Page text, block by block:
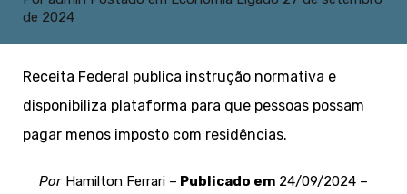
de 2024
Receita Federal publica instrução normativa e
disponibiliza plataforma para que pessoas possam
pagar menos imposto com residências.
Por Hamilton Ferrari – Publicado em 24/09/2024 –